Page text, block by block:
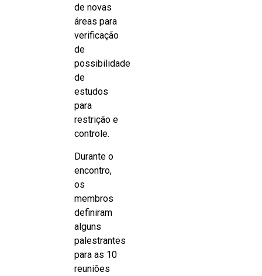
de novas
áreas para
verificação
de
possibilidade
de
estudos
para
restrição e
controle.
Durante o
encontro,
os
membros
definiram
alguns
palestrantes
para as 10
reuniões